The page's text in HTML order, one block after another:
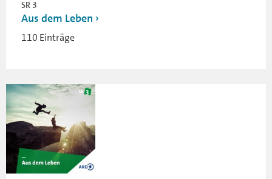
SR 3
Aus dem Leben
110 Einträge